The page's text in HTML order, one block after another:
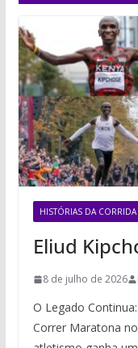
HISTÓRIAS DA CORRIDA
Eliud
8 de julho de 2026
O Legado
Correr Maratona